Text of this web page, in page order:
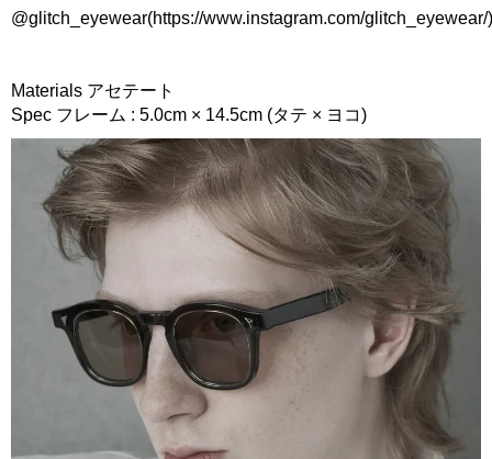
@glitch_eyewear(https://www.instagram.com/glitch_eyewear/)
Materials アセテート
Spec フレーム : 5.0cm × 14.5cm (タテ × ヨコ)